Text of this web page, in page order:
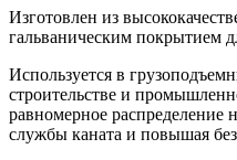
Изготовлен из
гальваническим покрытием
Используется в
строительстве и
равномерное распределение
службы каната и повышая